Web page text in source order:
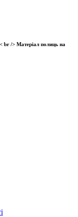
< br /> Матеріал полиць на